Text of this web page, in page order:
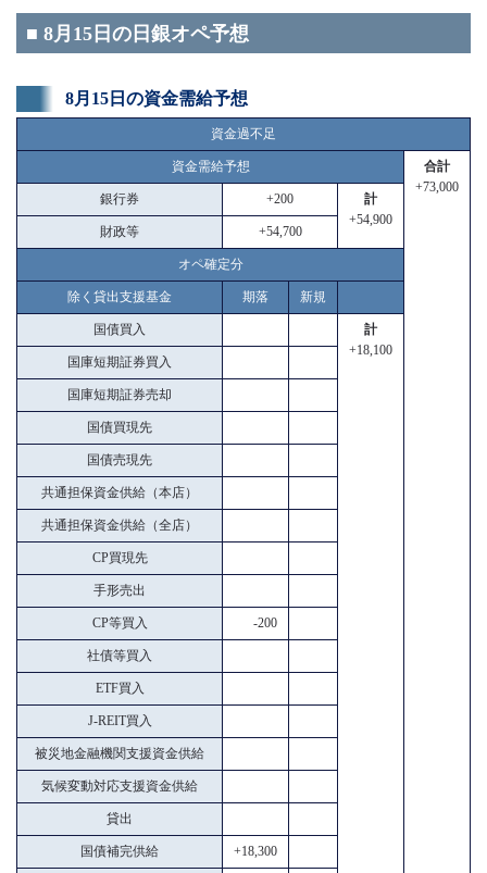
■ 8月15日の日銀オペ予想
8月15日の資金需給予想
資金過不足
資金需給予想
合計
+73,000
銀行券 +200
計
+54,900
財政等 +54,700
オペ確定分
除く貸出支援基金 期落 新規
国債買入
計
+18,100
国庫短期証券買入
国庫短期証券売却
国債買現先
国債売現先
共通担保資金供給（本店）
共通担保資金供給（全店）
CP買現先
手形売出
CP等買入 -200
社債等買入
ETF買入
J-REIT買入
被災地金融機関支援資金供給
気候変動対応支援資金供給
貸出
国債補完供給 +18,300